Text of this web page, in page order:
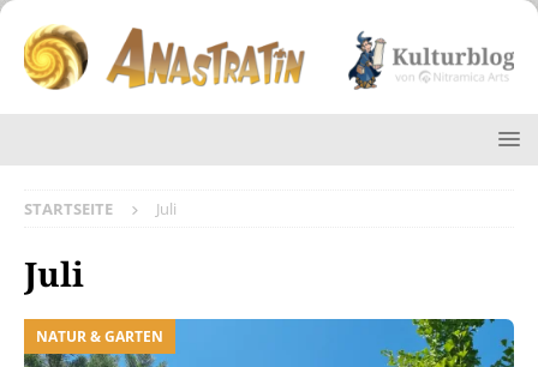
STARTSEITE Juli
Juli
NATUR & GARTEN